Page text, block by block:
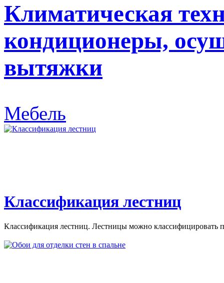
Климатическая
кондиционеры,
вытяжки
Мебель
Классификация лестниц
Классификация лестниц. Лестницы можно классифицировать